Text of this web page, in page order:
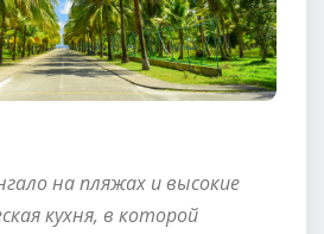
на пляжах и высокие
кухня, в которой